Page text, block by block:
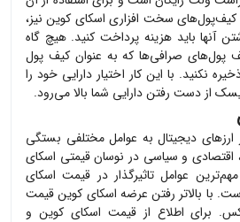
کیف‌پول‌های سخت افزاری اسکای کویننیز،
آنها باید هزینه پرداخت کنید. هیچ گاه
پول‌های صرافی‌ها که به عنوان کیف پول
نکنید. با این کار اختیار دارایی خود را
از دست رفتن دارایی شما بالا می‌رود.
ارزهای دیجیتال به عوامل مختلفی بستگی
اقتصادی و سیاسی در نوسان قیمتی اسکای
مهم‌ترین عوامل تاثیرگذار در قیمت اسکای
با بالاتر رفتن عرضه اسکای کوینقیمت
برای اطلاع از قیمت اسکای کوین و